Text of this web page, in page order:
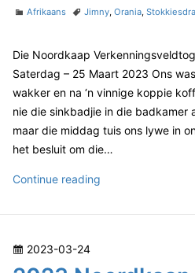
t
o
C
e
g
o
i
e
s
Afrikaans
T
s
Jimny,Orania,
2
0
N
o
o
d
–
D
Die Noordkaap
Saterdag – 25 Maart 2023 Ons
wakker en na ‘n vinnige koppie
nie die sinkbadjie in die badkamer
maar die middag tuis ons lywe in
het besluit om die…
Continue reading
2
P
o
2023-03-24